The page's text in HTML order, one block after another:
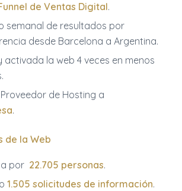
de Ventas Digital.
semanal de resultados por
desde Barcelona a Argentina.
activada la web 4 veces en menos
de Hosting a
.
de la Web
por 22.705 personas.
1.505 solicitudes de información.